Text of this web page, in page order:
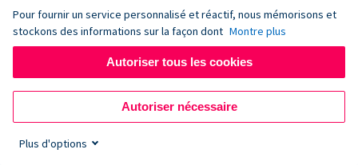
How to Create a Nonprofit Event on Donorbox
Pour fournir un service personnalisé et réactif, nous mémorisons et
stockons des informations sur la façon dont Montre plus
Autoriser tous les cookies
Autoriser nécessaire
Plus d'options